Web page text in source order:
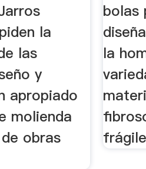
la
las
y
apropiado
molienda
obras
bolas
la